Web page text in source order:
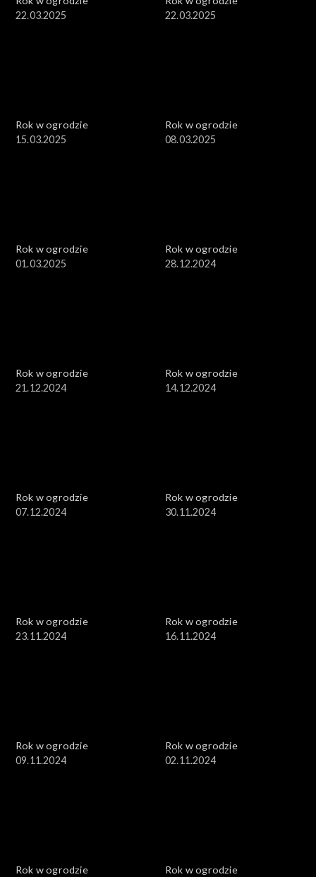
22.03.2025
22.03.2025
Rok w ogrodzie
15.03.2025
Rok w ogrodzie
08.03.2025
Rok w ogrodzie
01.03.2025
Rok w ogrodzie
28.12.2024
Rok w ogrodzie
21.12.2024
Rok w ogrodzie
14.12.2024
Rok w ogrodzie
07.12.2024
Rok w ogrodzie
30.11.2024
Rok w ogrodzie
23.11.2024
Rok w ogrodzie
16.11.2024
Rok w ogrodzie
09.11.2024
Rok w ogrodzie
02.11.2024
Rok w ogrodzie
Rok w ogrodzie